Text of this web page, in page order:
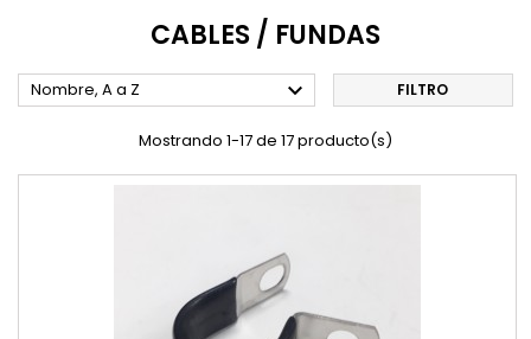
CABLES / FUNDAS
Nombre, A a Z  FILTRO
Mostrando 1-17 de 17 producto(s)